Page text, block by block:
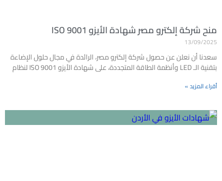
منح شركة إلكترو مصر شهادة الأيزو ISO 9001
13/09/2025
سعدنا أن نعلن عن حصول شركة إلكترو مصر، الرائدة في مجال حلول الإضاءة
بتقنية الـ LED وأنظمة الطاقة المتجددة، على شهادة الأيزو ISO 9001 لنظام
أقراء المزيد »